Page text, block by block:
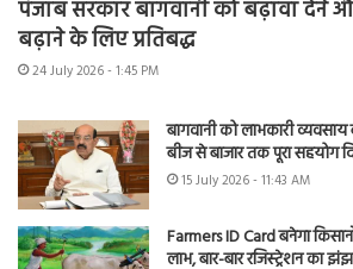
पंजाब सरकार बागवानी को बढ़ावा देने
बढ़ाने के लिए प्रतिबद्ध
24 July 2026 - 1:45 PM
बागवानी को लाभकारी
बीज से बाजार तक पूरा सहयोग
15 July 2026 - 11:43 AM
Farmers ID Card बनेगा
लाभ, बार-बार रजिस्ट्रेशन का